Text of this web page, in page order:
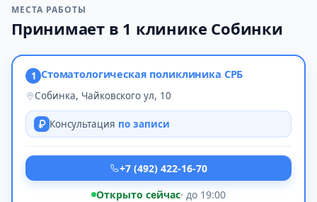
МЕСТА РАБОТЫ
Принимает в 1 клинике Собинки
1 Стоматологическая поликлиника СРБ
Собинка, Чайковского ул, 10
Консультация по записи
+7 (492) 422-16-70
Открыто сейчас· до 19:00